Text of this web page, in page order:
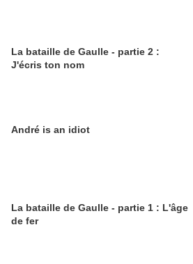
La bataille de Gaulle - partie 2 :
J'écris ton nom
André is an idiot
La bataille de Gaulle - partie 1 : L'âge
de fer